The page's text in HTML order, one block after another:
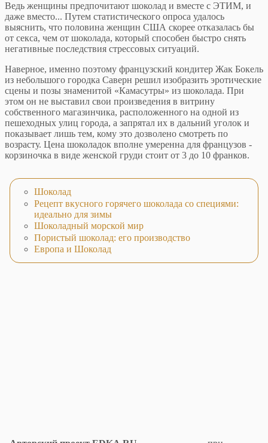
Ведь женщины предпочитают шоколад и вместе с ЭТИМ, и
даже вместо... Путем статистического опроса удалось
выяснить, что половина женщин США скорее отказалась бы
от секса, чем от шоколада, который способен быстро снять
негативные последствия стрессовых ситуаций.
Наверное, именно поэтому французский кондитер Жак Бокель
из небольшого городка Саверн решил изобразить эротические
сцены и позы знаменитой «Камасутры» из шоколада. При
этом он не выставил свои произведения в витрину
собственного магазинчика, расположенного на одной из
пешеходных улиц города, а запрятал их в дальний уголок и
показывает лишь тем, кому это дозволено смотреть по
возрасту. Цена шоколадок вполне умеренна для французов -
корзиночка в виде женской груди стоит от 3 до 10 франков.
Шоколад
Рецепт вкусного горячего шоколада со специями:
идеально для зимы
Шоколадный морской мир
Пористый шоколад: его производство
Европа и Шоколад